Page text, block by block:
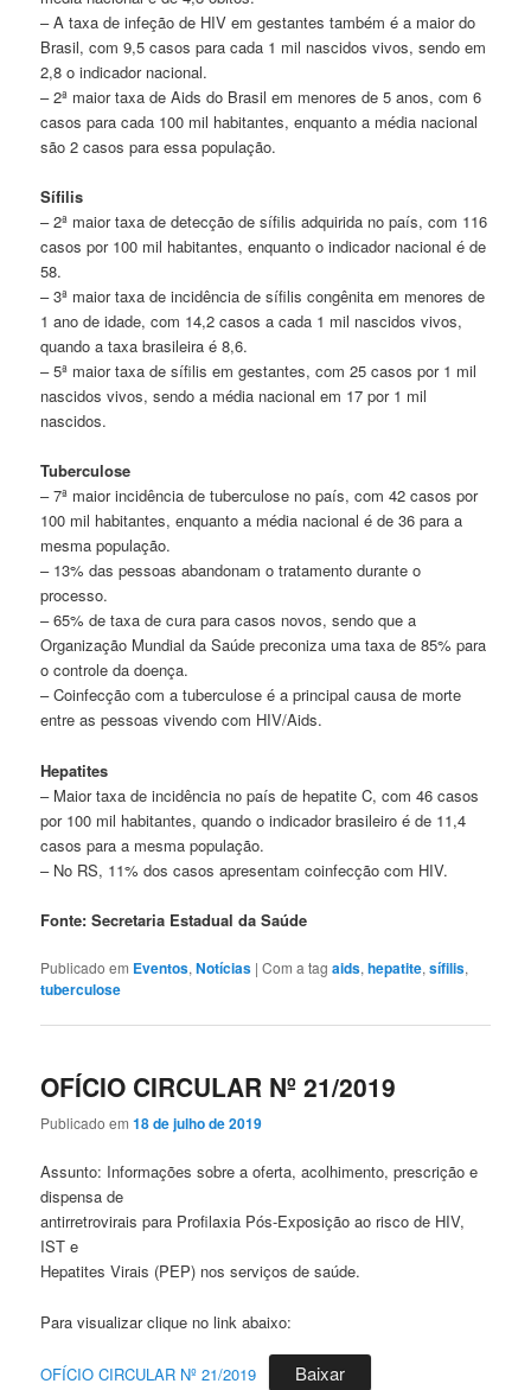
– A taxa de infeção de HIV em gestantes também é a maior do
Brasil, com 9,5 casos para cada 1 mil nascidos vivos, sendo em
2,8 o indicador nacional.
– 2ª maior taxa de Aids do Brasil em menores de 5 anos, com 6
casos para cada 100 mil habitantes, enquanto a média nacional
são 2 casos para essa população.
Sífilis
– 2ª maior taxa de detecção de sífilis adquirida no país, com 116
casos por 100 mil habitantes, enquanto o indicador nacional é de
58.
– 3ª maior taxa de incidência de sífilis congênita em menores de
1 ano de idade, com 14,2 casos a cada 1 mil nascidos vivos,
quando a taxa brasileira é 8,6.
– 5ª maior taxa de sífilis em gestantes, com 25 casos por 1 mil
nascidos vivos, sendo a média nacional em 17 por 1 mil
nascidos.
Tuberculose
– 7ª maior incidência de tuberculose no país, com 42 casos por
100 mil habitantes, enquanto a média nacional é de 36 para a
mesma população.
– 13% das pessoas abandonam o tratamento durante o
processo.
– 65% de taxa de cura para casos novos, sendo que a
Organização Mundial da Saúde preconiza uma taxa de 85% para
o controle da doença.
– Coinfecção com a tuberculose é a principal causa de morte
entre as pessoas vivendo com HIV/Aids.
Hepatites
– Maior taxa de incidência no país de hepatite C, com 46 casos
por 100 mil habitantes, quando o indicador brasileiro é de 11,4
casos para a mesma população.
– No RS, 11% dos casos apresentam coinfecção com HIV.
Fonte: Secretaria Estadual da Saúde
Publicado em Eventos,Notícias |Com a tagaids,hepatite,sífilis,
tuberculose
OFÍCIO CIRCULAR Nº 21/2019
Publicado em18 de julho de 2019
Assunto: Informações sobre a oferta, acolhimento, prescrição e
dispensa de
antirretrovirais para Profilaxia Pós-Exposição ao risco de HIV,
IST e
Hepatites Virais (PEP) nos serviços de saúde.
Para visualizar clique no link abaixo:
OFÍCIO CIRCULAR Nº 21/2019 Baixar